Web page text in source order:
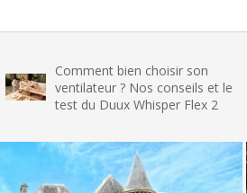
Comment bien choisir son
ventilateur ? Nos conseils et le
test du Duux Whisper Flex 2